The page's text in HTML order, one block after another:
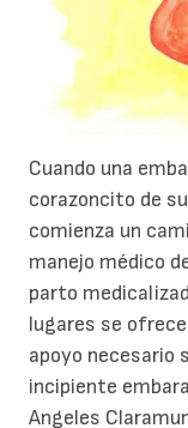
Cuando una
corazoncito de
comienza un
manejo médico
parto
lugares se
apoyo necesario
incipiente
Angeles